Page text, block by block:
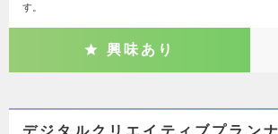
す。
興味あり
デジタルクリエイティブプラン